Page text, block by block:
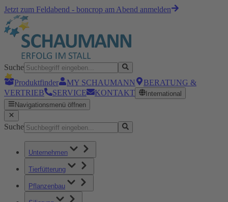
Jetzt zum Feldabend - boncrop am Abend anmelden
Suche
Produktfinder
MY SCHAUMANN
BERATUNG &
VERTRIEB
SERVICE KONTAKT
International
Navigationsmenü öffnen
Suche
Unternehmen
Tierfütterung
Pflanzenbau